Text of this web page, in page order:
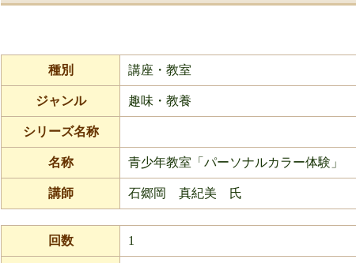
種別 講座・教室
ジャンル 趣味・教養
シリーズ名称
名称 青少年教室「パーソナルカラー体験」
講師 石郷岡 真紀美 氏
回数 1